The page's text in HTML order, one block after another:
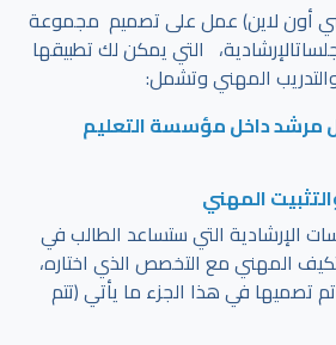
أون لاين) عمل على تصميم مجموعة
التي يمكن لك تطبيقها
المهني وتشمل:
مرشد داخل مؤسسة التعليم
المهني
الإرشادية التي ستساعد الطالب في
المهني مع التخصص الذي اختاره،
تصميها في هذا الجزء ما يأتي (تتم